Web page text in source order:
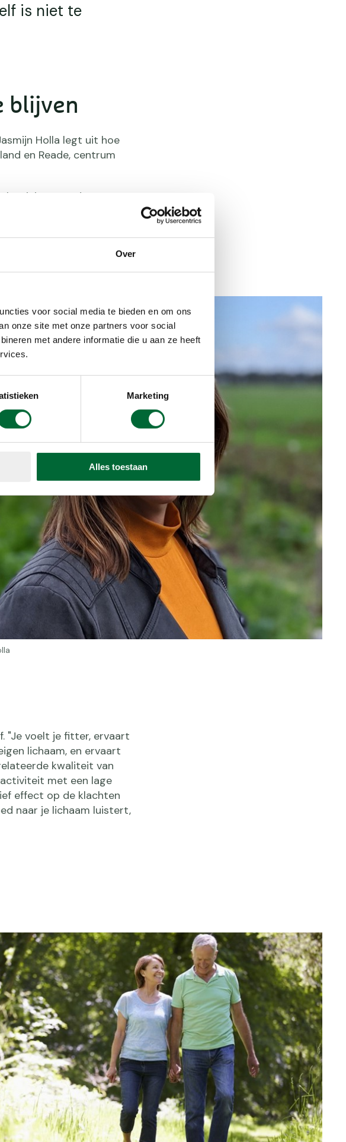
Over
voor social media te bieden en om ons
onze site met onze partners voor social
met andere informatie die u aan ze heeft
Marketing
Alles toestaan
is niet te
blijven
Holla legt uit hoe
en Reade, centrum
juist voor deze groep
"Je voelt je fitter, ervaart
lichaam, en ervaart
kwaliteit van
met een lage
effect op de klachten
naar je lichaam luistert,